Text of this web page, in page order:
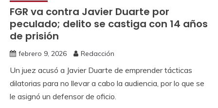
FGR va contra Javier Duarte por
peculado; delito se castiga con 14 años
de prisión
febrero 9, 2026 Redacción
Un juez acusó a Javier Duarte de emprender tácticas
dilatorias para no llevar a cabo la audiencia, por lo que se
le asignó un defensor de oficio.